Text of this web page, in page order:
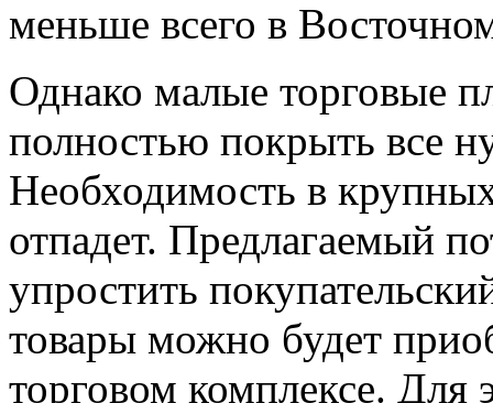
меньше всего в
Однако малые торговые
полностью покрыть все
Необходимость в
отпадет. Предлагаемый
упростить
товары можно будет
торговом комплексе. Для